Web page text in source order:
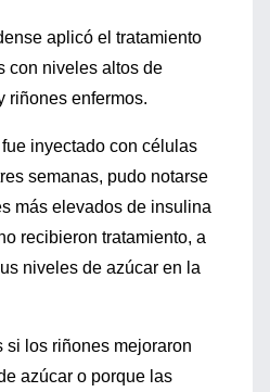
aplicó el tratamiento
con niveles altos de
riñones enfermos.
inyectado con células
semanas, pudo notarse
más elevados de insulina
recibieron tratamiento, a
niveles de azúcar en la
si los riñones mejoraron
azúcar o porque las